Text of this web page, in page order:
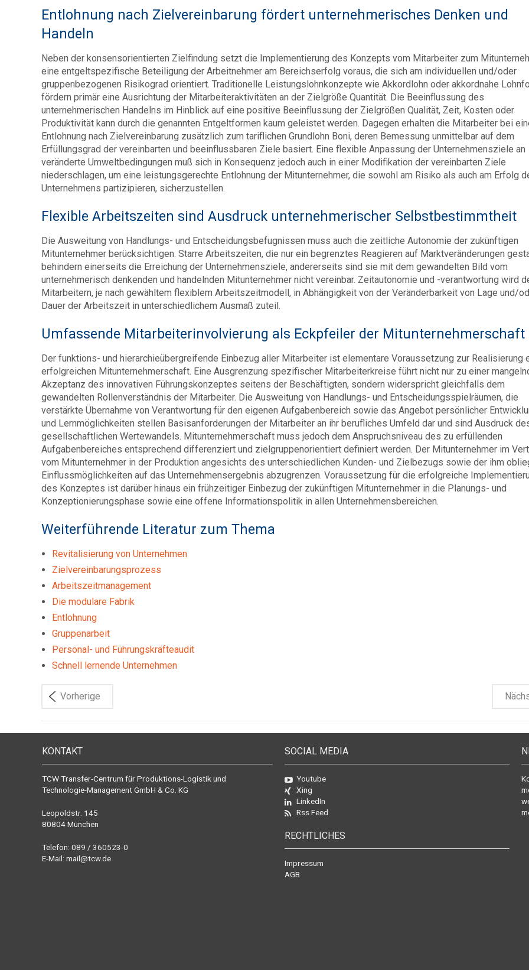
Entlohnung nach Zielvereinbarung fördert unternehmerisches Denken und
Handeln
Neben der konsensorientierten Zielfindung setzt die Implementierung des Konzepts vom Mitarbeiter zum
eine entgeltspezifische Beteiligung der Arbeitnehmer am Bereichserfolg voraus, die sich am individuellen und/oder
gruppenbezogenen Risikograd orientiert. Traditionelle Leistungslohnkonzepte wie Akkordlohn oder akkordnahe
fördern primär eine Ausrichtung der Mitarbeiteraktivitäten an der Zielgröße Quantität. Die Beeinflussung des
unternehmerischen Handelns im Hinblick auf eine positive Beeinflussung der Zielgrößen Qualität, Zeit, Kosten oder
Produktivität kann durch die genannten Entgeltformen kaum geleistet werden. Dagegen erhalten die Mitarbeiter bei
Entlohnung nach Zielvereinbarung zusätzlich zum tariflichen Grundlohn Boni, deren Bemessung unmittelbar auf dem
Erfüllungsgrad der vereinbarten und beeinflussbaren Ziele basiert. Eine flexible Anpassung der Unternehmensziele an
veränderte Umweltbedingungen muß sich in Konsequenz jedoch auch in einer Modifikation der vereinbarten Ziele
niederschlagen, um eine leistungsgerechte Entlohnung der Mitunternehmer, die sowohl am Risiko als auch am Erfolg
Unternehmens partizipieren, sicherzustellen.
Flexible Arbeitszeiten sind Ausdruck unternehmerischer Selbstbestimmtheit
Die Ausweitung von Handlungs- und Entscheidungsbefugnissen muss auch die zeitliche Autonomie der zukünftigen
Mitunternehmer berücksichtigen. Starre Arbeitszeiten, die nur ein begrenztes Reagieren auf Marktveränderungen
behindern einerseits die Erreichung der Unternehmensziele, andererseits sind sie mit dem gewandelten Bild vom
unternehmerisch denkenden und handelnden Mitunternehmer nicht vereinbar. Zeitautonomie und -verantwortung wird
Mitarbeitern, je nach gewähltem flexiblem Arbeitszeitmodell, in Abhängigkeit von der Veränderbarkeit von Lage und/
Dauer der Arbeitszeit in unterschiedlichem Ausmaß zuteil.
Umfassende Mitarbeiterinvolvierung als Eckpfeiler der Mitunternehmerschaft
Der funktions- und hierarchieübergreifende Einbezug aller Mitarbeiter ist elementare Voraussetzung zur Realisierung
erfolgreichen Mitunternehmerschaft. Eine Ausgrenzung spezifischer Mitarbeiterkreise führt nicht nur zu einer
Akzeptanz des innovativen Führungskonzeptes seitens der Beschäftigten, sondern widerspricht gleichfalls dem
gewandelten Rollenverständnis der Mitarbeiter. Die Ausweitung von Handlungs- und Entscheidungsspielräumen, die
verstärkte Übernahme von Verantwortung für den eigenen Aufgabenbereich sowie das Angebot persönlicher
und Lernmöglichkeiten stellen Basisanforderungen der Mitarbeiter an ihr berufliches Umfeld dar und sind Ausdruck
gesellschaftlichen Wertewandels. Mitunternehmerschaft muss jedoch dem Anspruchsniveau des zu erfüllenden
Aufgabenbereiches entsprechend differenziert und zielgruppenorientiert definiert werden. Der Mitunternehmer im
vom Mitunternehmer in der Produktion angesichts des unterschiedlichen Kunden- und Zielbezugs sowie der ihm
Einflussmöglichkeiten auf das Unternehmensergebnis abzugrenzen. Voraussetzung für die erfolgreiche
des Konzeptes ist darüber hinaus ein frühzeitiger Einbezug der zukünftigen Mitunternehmer in die Planungs- und
Konzeptionierungsphase sowie eine offene Informationspolitik in allen Unternehmensbereichen.
Weiterführende Literatur zum Thema
Revitalisierung von Unternehmen
Zielvereinbarungsprozess
Arbeitszeitmanagement
Die modulare Fabrik
Entlohnung
Gruppenarbeit
Personal- und Führungskräfteaudit
Schnell lernende Unternehmen
Vorherige
KONTAKT
TCW Transfer-Centrum für Produktions-Logistik und
Technologie-Management GmbH & Co. KG
Leopoldstr. 145
80804 München
Telefon: 089 / 360523-0
E-Mail: mail@tcw.de
SOCIAL MEDIA
Youtube
Xing
LinkedIn
Rss Feed
RECHTLICHES
Impressum
AGB